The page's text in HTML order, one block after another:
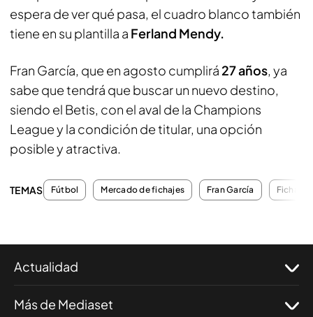
espera de ver qué pasa, el cuadro blanco también
tiene en su plantilla a Ferland Mendy.
Fran García, que en agosto cumplirá 27 años, ya
sabe que tendrá que buscar un nuevo destino,
siendo el Betis, con el aval de la Champions
League y la condición de titular, una opción
posible y atractiva.
TEMAS Fútbol Mercado de fichajes Fran García Fichajes
Actualidad
Más de Mediaset